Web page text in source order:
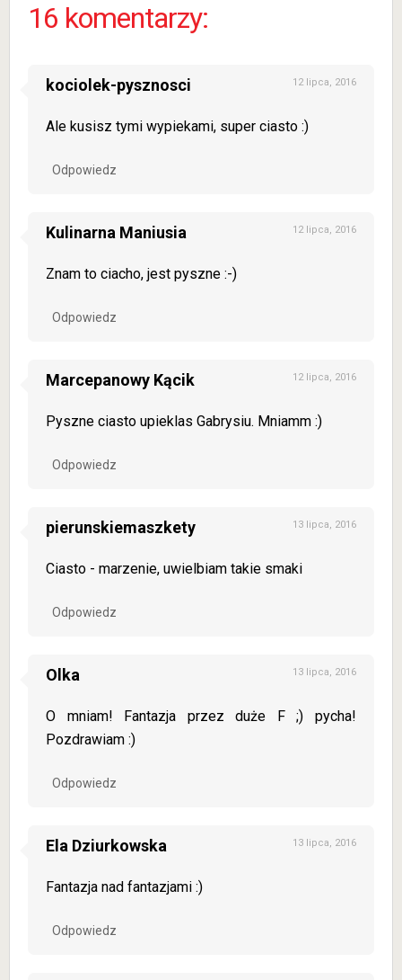
16 komentarzy:
kociolek-pysznosci 12 lipca, 2016
Ale kusisz tymi wypiekami, super ciasto :)
Odpowiedz
Kulinarna Maniusia 12 lipca, 2016
Znam to ciacho, jest pyszne :-)
Odpowiedz
Marcepanowy Kącik 12 lipca, 2016
Pyszne ciasto upieklas Gabrysiu. Mniamm :)
Odpowiedz
pierunskiemaszkety 13 lipca, 2016
Ciasto - marzenie, uwielbiam takie smaki
Odpowiedz
Olka 13 lipca, 2016
O mniam! Fantazja przez duże F ;) pycha!
Pozdrawiam :)
Odpowiedz
Ela Dziurkowska 13 lipca, 2016
Fantazja nad fantazjami :)
Odpowiedz